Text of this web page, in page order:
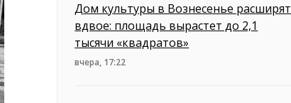
Дом культуры в Вознесенье расширят
вдвое: площадь вырастет до 2,1
тысячи «квадратов»
вчера, 17:22